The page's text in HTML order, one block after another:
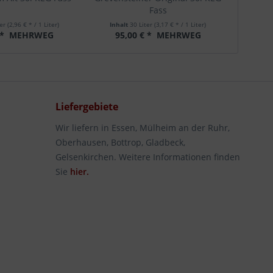
(2,96 € * / 1 Liter)
MEHRWEG
Fass
Inhalt 30 Liter(3,17 € * / 1 Liter)
95,00 € * MEHRWEG
Liefergebiete
Wir liefern in Essen, Mülheim an der Ruhr,
Oberhausen, Bottrop, Gladbeck,
Gelsenkirchen. Weitere Informationen finden
Sie hier.